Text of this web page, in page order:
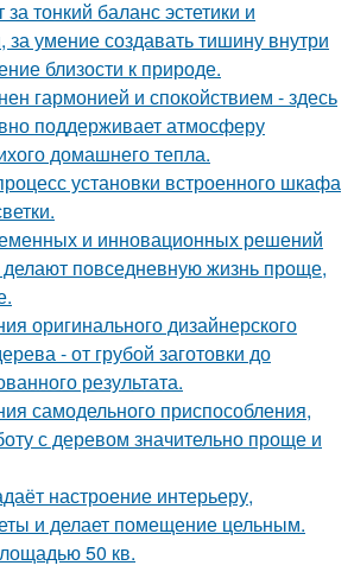
тонкий баланс эстетики и
за умение создавать тишину внутри
близости к природе.
гармонией и спокойствием - здесь
поддерживает атмосферу
домашнего тепла.
установки встроенного шкафа
и инновационных решений
повседневную жизнь проще,
оригинального дизайнерского
- от грубой заготовки до
результата.
самодельного приспособления,
с деревом значительно проще и
настроение интерьеру,
и делает помещение цельным.
50 кв.